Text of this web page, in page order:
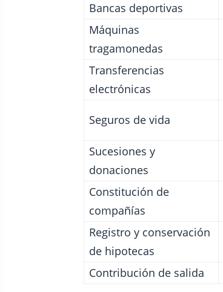
Bancas deportivas
Máquinas
tragamonedas
Transferencias
electrónicas
Seguros de vida
Sucesiones y
donaciones
Constitución de
compañías
Registro y conservación
de hipotecas
Contribución de salida